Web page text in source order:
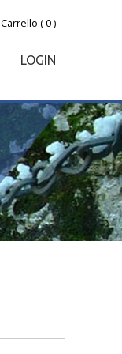
Carrello ( 0 )
LOGIN